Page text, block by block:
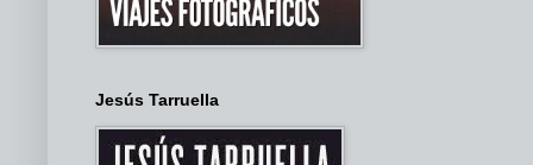
Jesús Tarruella